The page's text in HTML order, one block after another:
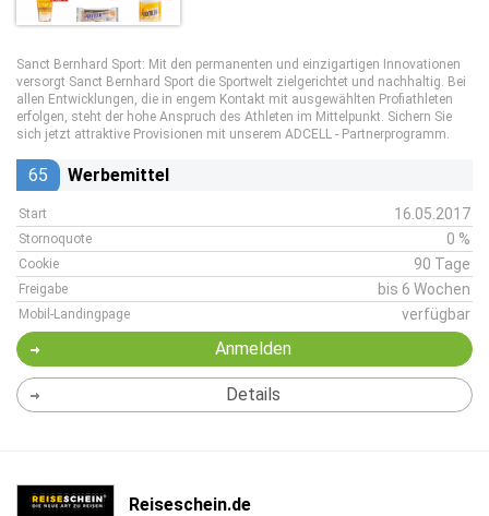
Sanct Bernhard Sport: Mit den permanenten und einzigartigen Innovationen
versorgt Sanct Bernhard Sport die Sportwelt zielgerichtet und nachhaltig. Bei
allen Entwicklungen, die in engem Kontakt mit ausgewählten Profiathleten
erfolgen, steht der hohe Anspruch des Athleten im Mittelpunkt. Sichern Sie
sich jetzt attraktive Provisionen mit unserem ADCELL - Partnerprogramm.
65 Werbemittel
Start 16.05.2017
Stornoquote 0 %
Cookie 90 Tage
Freigabe bis 6 Wochen
Mobil-Landingpage verfügbar
Anmelden
Details
Reiseschein.de